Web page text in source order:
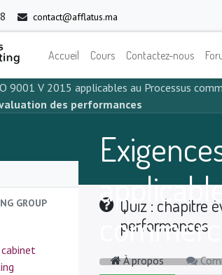
contact@afflatus.ma
Accueil Cours Contactez-nous
9001 V 2015 applicables au Processus
des performances
GROUP
Quiz : chapitre
performances
À propos